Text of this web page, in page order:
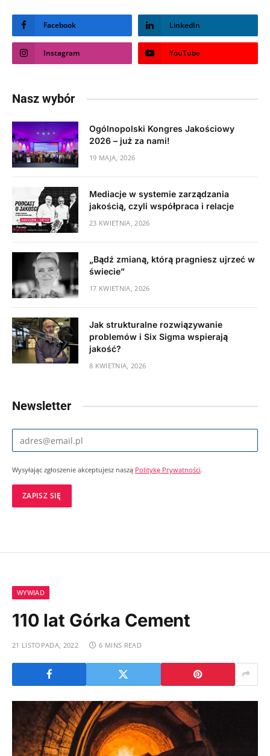
Facebook LinkedIn
Instagram YouTube
Nasz wybór
Ogólnopolski Kongres Jakościowy
2026 – już za nami!
19 MAJA, 2026
Mediacje w systemie zarządzania
jakością, czyli współpraca i relacje
23 KWIETNIA, 2026
„Bądź zmianą, którą pragniesz ujrzeć w
świecie”
17 KWIETNIA, 2026
Jak strukturalne rozwiązywanie
problemów i Six Sigma wspierają
jakość?
8 KWIETNIA, 2026
Newsletter
Wysyłając zgłoszenie akceptujesz naszą Politykę Prywatności.
WYWIAD
110 lat Górka Cement
21 LISTOPADA, 2022 6 MINS READ